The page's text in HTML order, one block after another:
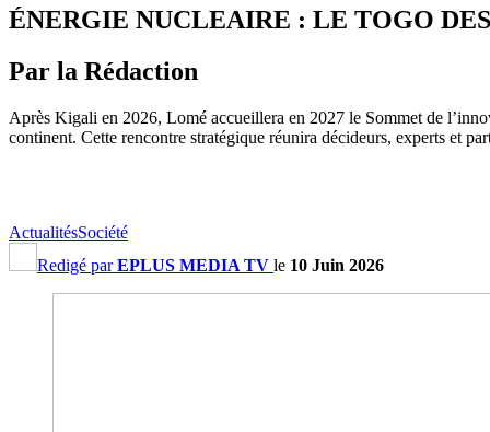
ÉNERGIE NUCLEAIRE : LE TOGO
Par la Rédaction
Après Kigali en 2026, Lomé accueillera en 2027 le Sommet de
continent. Cette rencontre stratégique réunira décideurs, experts et
ActualitésSociété
Redigé parEPLUS MEDIA TV le 10 Juin 2026